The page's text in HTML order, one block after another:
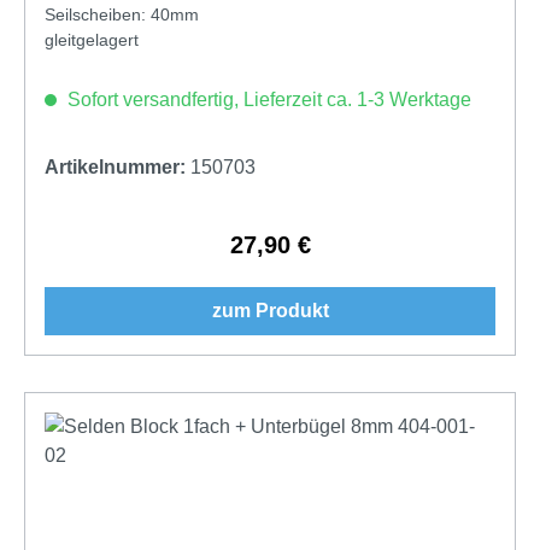
Seilscheiben: 40mm
gleitgelagert
Sofort versandfertig, Lieferzeit ca. 1-3 Werktage
Artikelnummer: 150703
Regulärer Preis:
27,90 €
zum Produkt